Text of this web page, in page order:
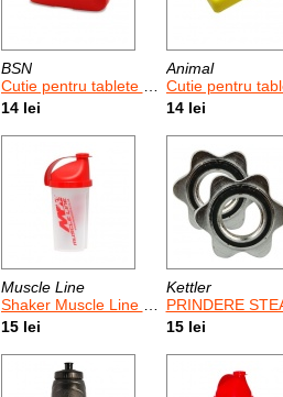
BSN
Cutie pentru tablete si capsule BSN Finish First
14 lei
Animal
Cutie pentru tablete si capsule
14 lei
Muscle Line
Shaker Muscle Line 500 ml
15 lei
Kettler
PRINDERE
15 lei